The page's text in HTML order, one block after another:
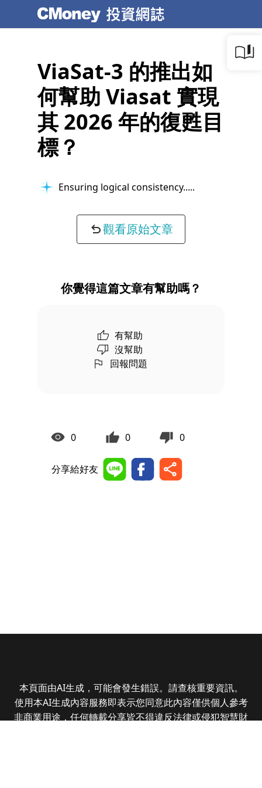
ViaSat-3 的推出如
何幫助 Viasat 實現
其 2026 年的復甦目
標？
Ensuring logical consistency...
觀看原始文章
你覺得這篇文章有幫助嗎？
有幫助
沒幫助
回報問題
0 0 0
分享給好友
本頁面由AI生成，可能會發生錯誤。請查核重要資訊。
使用本AI生成內容服務即表示您同意此內容僅供個人參考
非商業用途，任何轉載分享皆不得違反法律或侵犯智慧財